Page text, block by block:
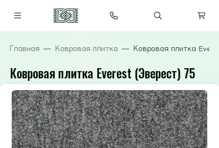
Главная Ковровая плитка Ковровая плитка
Ковровая плитка Everest (Эверест) 75